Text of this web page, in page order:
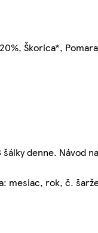
Škorica*,
denne. Návod
mesiac, rok, č.